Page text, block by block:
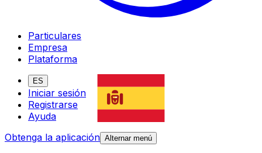
Particulares
Empresa
Plataforma
ES
Iniciar sesión
Registrarse
Ayuda
Obtenga la aplicación Alternar menú